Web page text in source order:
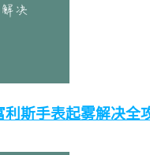
斯手表起雾解决全